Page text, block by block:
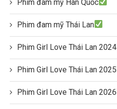
Phim đam mỹ Hàn Quốc
Phim đam mỹ Thái Lan
Phim Girl Love Thái Lan 2024
Phim Girl Love Thái Lan 2025
Phim Girl Love Thái Lan 2026